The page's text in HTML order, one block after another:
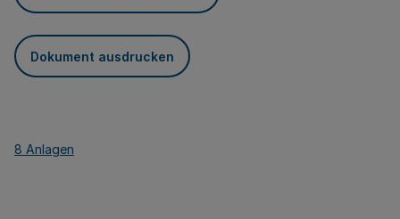
Dokument ausdrucken
8 Anlagen